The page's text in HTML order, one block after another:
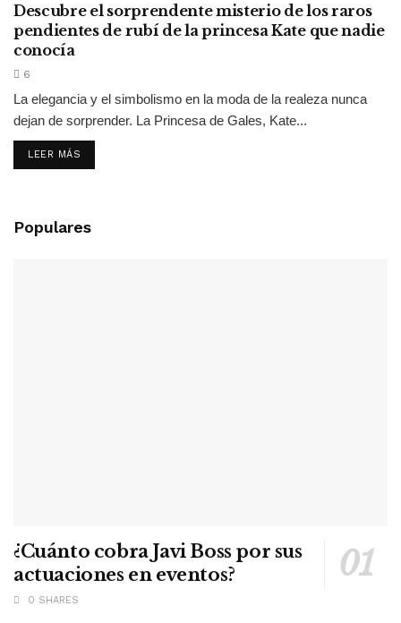
Descubre el sorprendente misterio de los raros
pendientes de rubí de la princesa Kate que nadie
conocía
6
La elegancia y el simbolismo en la moda de la realeza nunca
dejan de sorprender. La Princesa de Gales, Kate...
LEER MÁS
Populares
¿Cuánto cobra Javi Boss por sus
actuaciones en eventos?
0 SHARES